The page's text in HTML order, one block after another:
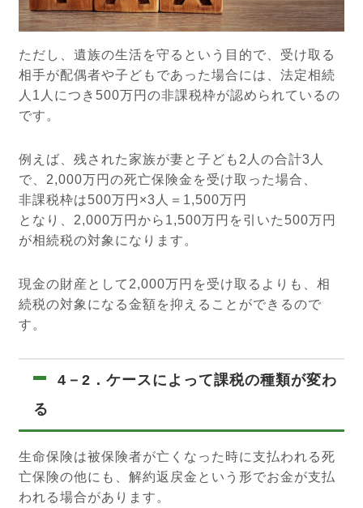
ただし、遺族の生活を守るという目的で、受け取る
相手が配偶者や子どもであった場合には、法定相続
人1人につき500万円の非課税枠が認められているの
です。
例えば、残された家族が妻と子ども2人の合計3人
で、2,000万円の死亡保険金を受け取った場合、
非課税枠は500万円×3人＝1,500万円
となり、2,000万円から1,500万円を引いた500万円
が相続税の対象になります。
現金の財産として2,000万円を受け取るよりも、相
続税の対象になる金額を抑えることができるので
す。
4－2．ケースによって課税の種類が変わ
る
生命保険は被保険者が亡くなった時に支払われる死
亡保険の他にも、解約返戻金という形でお金が支払
われる場合があります。